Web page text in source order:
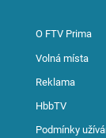
O FTV Prima
Volná místa
Reklama
HbbTV
Podmínky